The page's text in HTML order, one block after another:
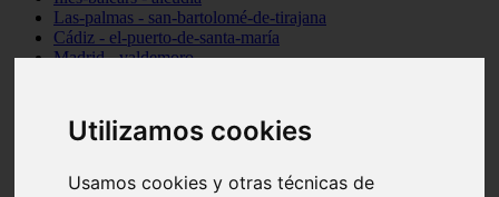
Utilizamos cookies
Usamos cookies y otras técnicas de
Las-palmas - san-bartolomé-de-tirajana
Cádiz - el-puerto-de-santa-maría
Madrid - valdemoro
Cantabria - suances
Sevilla - bormujos
Málaga - júzcar